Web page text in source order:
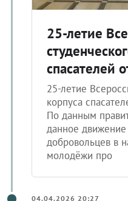
25-летие
спасателей
25-летие
корпуса
По данным
данное
добровольцев в
молодёжи про
04.04.2026 20:27